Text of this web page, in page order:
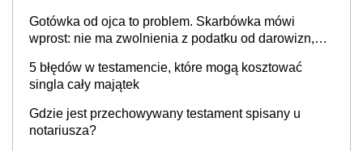
Gotówka od ojca to problem. Skarbówka mówi
wprost: nie ma zwolnienia z podatku od darowizn,
obdarowanego
5 błędów w testamencie, które mogą kosztować
singla cały majątek
Gdzie jest przechowywany testament spisany u
notariusza?